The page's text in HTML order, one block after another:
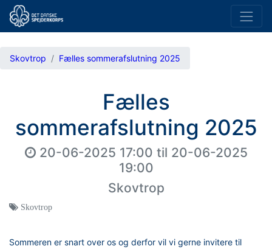
Skovtrop Fælles sommerafslutning 2025
Fælles
sommerafslutning 2025
20-06-2025 17:00 til 20-06-2025
19:00
Skovtrop
Skovtrop
Sommeren er snart over os og derfor vil vi gerne invitere til